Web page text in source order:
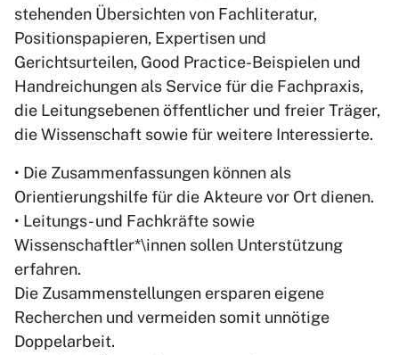
stehenden Übersichten von Fachliteratur,
Positionspapieren, Expertisen und
Gerichtsurteilen, Good Practice-Beispielen und
Handreichungen als Service für die Fachpraxis,
die Leitungsebenen öffentlicher und freier Träger,
die Wissenschaft sowie für weitere Interessierte.
• Die Zusammenfassungen können als
Orientierungshilfe für die Akteure vor Ort dienen.
• Leitungs- und Fachkräfte sowie
Wissenschaftler*\innen sollen Unterstützung
erfahren.
Die Zusammenstellungen ersparen eigene
Recherchen und vermeiden somit unnötige
Doppelarbeit.